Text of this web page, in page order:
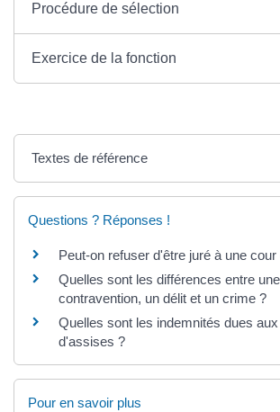
Procédure de sélection
Exercice de la fonction
Textes de référence
Questions ? Réponses !
Peut-on refuser d'être juré à une
Quelles sont les différences entre une
contravention, un délit et un crime ?
Quelles sont les indemnités dues
d'assises ?
Pour en savoir plus